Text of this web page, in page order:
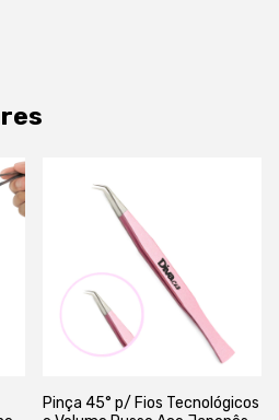
Pinça 45° p/ Fios Tecnológicos